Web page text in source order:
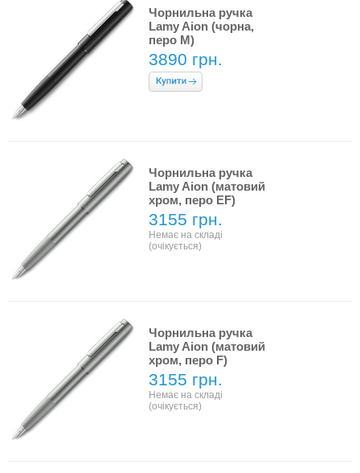
Чорнильна ручка
Lamy Aion (чорна,
перо M)
3890 грн.
Чорнильна ручка
Lamy Aion (матовий
хром, перо EF)
3155 грн.
Немає на складі
(очікується)
Чорнильна ручка
Lamy Aion (матовий
хром, перо F)
3155 грн.
Немає на складі
(очікується)